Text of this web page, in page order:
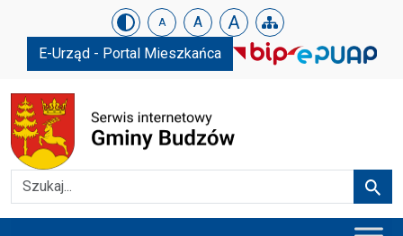
Urząd Gminy w Budzowie
Skip menu A A A
E-Urząd - Portal Mieszkańca
Szukaj